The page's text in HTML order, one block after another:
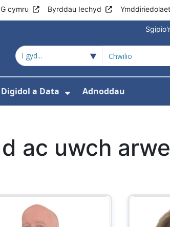
cymru Byrddau Iechyd
isddewislen ar gyfer
Digidol a Data
Dangos
Adnoddau
ac uwch